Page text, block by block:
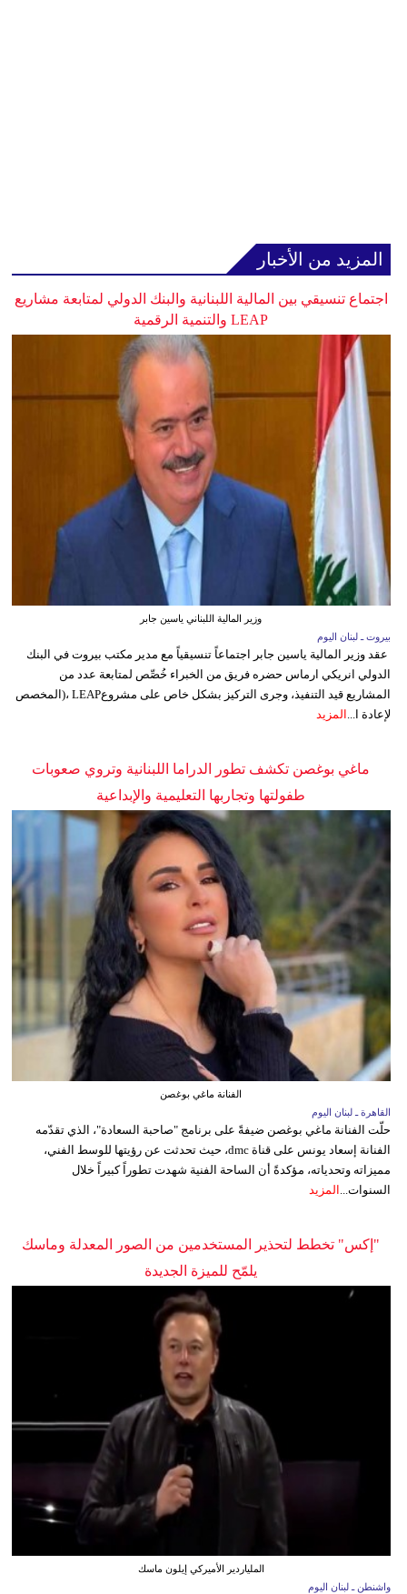
المزيد من الأخبار
اجتماع تنسيقي بين المالية اللبنانية والبنك الدولي لمتابعة مشاريع
LEAP والتنمية الرقمية
وزير المالية اللبناني ياسين جابر
بيروت ـ لبنان اليوم
عقد وزير المالية ياسين جابر اجتماعاً تنسيقياً مع مدير مكتب بيروت في البنك
الدولي انريكي ارماس حضره فريق من الخبراء خُصِّص لمتابعة عدد من
المشاريع قيد التنفيذ، وجرى التركيز بشكل خاص على مشروعLEAP ،(المخصص
لإعادة ا...
المزيد
ماغي بوغصن تكشف تطور الدراما اللبنانية وتروي صعوبات
طفولتها وتجاربها التعليمية والإبداعية
الفنانة ماغي بوغصن
القاهرة ـ لبنان اليوم
حلّت الفنانة ماغي بوغصن ضيفةً على برنامج "صاحبة السعادة"، الذي تقدّمه
الفنانة إسعاد يونس على قناة dmc، حيث تحدثت عن رؤيتها للوسط الفني،
مميزاته وتحدياته، مؤكدةً أن الساحة الفنية شهدت تطوراً كبيراً خلال
السنوات... المزيد
"إكس" تخطط لتحذير المستخدمين من الصور المعدلة وماسك
يلمّح للميزة الجديدة
الملياردير الأميركي إيلون ماسك
واشنطن ـ لبنان اليوم